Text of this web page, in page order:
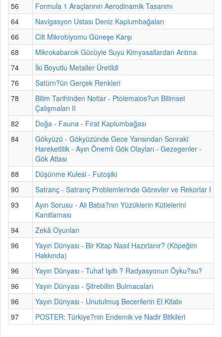
56
Formula 1 Araçlarının Aerodinamik Tasarımı
64
Navigasyon Ustası Deniz Kaplumbağaları
66
Cilt Mikrobiyomu Güneşe Karşı
68
Mikrokabarcık Gücüyle Suyu Kimyasallardan Arıtma
74
İki Boyutlu Metaller Üretildi
76
Satürn?ün Gerçek Renkleri
78
Bilim Tarihinden Notlar - Ptolemaios?un Bilimsel
Çalışmaları II
82
Doğa - Fauna - Fırat Kaplumbağası
84
Gökyüzü - Gökyüzünde Gece Yarısından Sonraki
Hareketlilik - Ayın Önemli Gök Olayları - Gezegenler -
Gök Atlası
88
Düşünme Kulesi - Futoşiki
90
Satranç - Satranç Problemlerinde Görevler ve Rekorlar I
93
Ayın Sorusu - Ali Baba?nın Yüzüklerin Kütlelerini
Kanıtlaması
94
Zekâ Oyunları
96
Yayın Dünyası - Bir Kitap Nasıl Hazırlanır? (Köpeğim
Hakkında)
96
Yayın Dünyası - Tuhaf Işıltı ? Radyasyonun Öyku?su?
96
Yayın Dünyası - Şifrebilim Bulmacaları
96
Yayın Dünyası - Unutulmuş Becerilerin El Kitabı
97
POSTER: Türkiye?nin Endemik ve Nadir Bitkileri